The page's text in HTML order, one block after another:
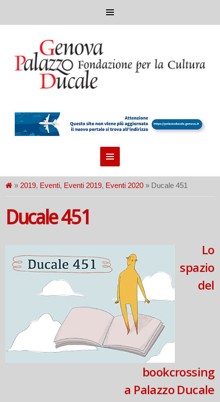
» 2019, Eventi, Eventi 2019, Eventi 2020 » Ducale 451
Ducale 451
Lo
spazio
del
bookcrossing
a Palazzo Ducale